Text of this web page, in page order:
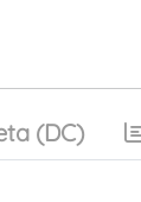
(DC)